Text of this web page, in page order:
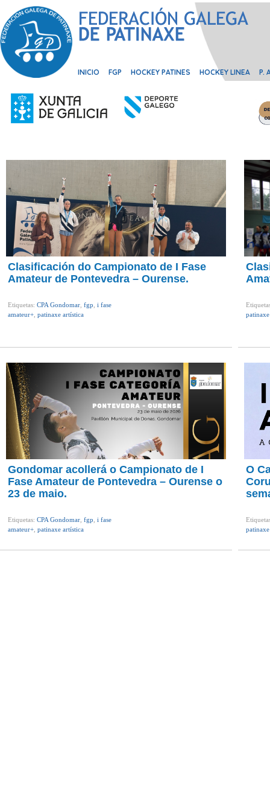
INICIO FGP HOCKEY PATINES HOCKEY LINEA P.
Clasificación do Campionato de I Fase
Amateur de Pontevedra – Ourense.
Etiquetas: CPA Gondomar fgp i fase
amateur+ patinaxe artística
Gondomar acollerá o Campionato de I
Fase Amateur de Pontevedra – Ourense o
23 de maio.
Etiquetas: CPA Gondomar fgp i fase
amateur+ patinaxe artística
O